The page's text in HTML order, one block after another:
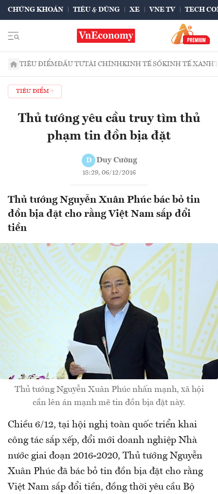
CHỨNG KHOÁN TIÊU & DÙNG XE VNE TV TECH
TIÊU ĐIỂMĐẦU TƯTÀI CHÍNHKINH TẾ SỐKINH TẾ XANH
TIÊU ĐIỂM
Thủ tướng yêu cầu truy tìm thủ
phạm tin đồn bịa đặt
D Duy Cường
18:29, 06/12/2016
Thủ tướng Nguyễn Xuân Phúc bác bỏ tin
đồn bịa đặt cho rằng Việt Nam sắp đổi
tiền
Thủ tướng Nguyễn Xuân Phúc nhấn mạnh, xã hội
cần lên án mạnh mẽ tin đồn bịa đặt này.
Chiều 6/12, tại hội nghị toàn quốc triển khai
công tác sắp xếp, đổi mới doanh nghiệp Nhà
nước giai đoạn 2016-2020, Thủ tướng Nguyễn
Xuân Phúc đã bác bỏ tin đồn bịa đặt cho rằng
Việt Nam sắp đổi tiền, đồng thời yêu cầu Bộ